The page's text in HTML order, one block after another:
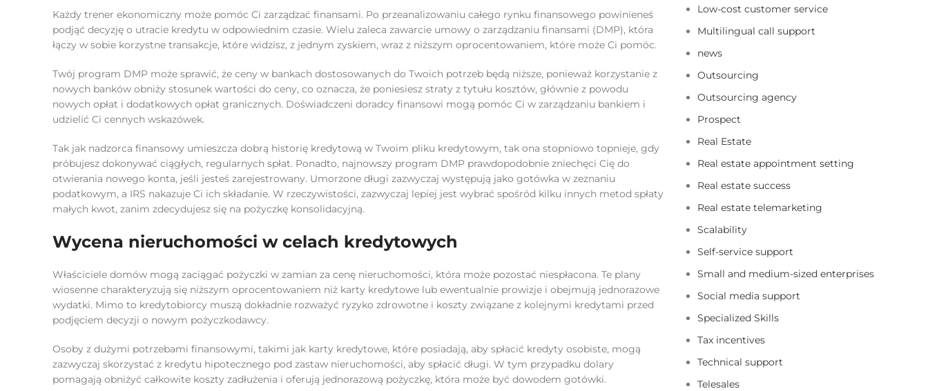
Każdy trener ekonomiczny może pomóc Ci zarządzać finansami. Po przeanalizowaniu całego rynku finansowego powinieneś
podjąć decyzję o utracie kredytu w odpowiednim czasie. Wielu zaleca zawarcie umowy o zarządzaniu finansami (DMP), która
łączy w sobie korzystne transakcje, które widzisz, z jednym zyskiem, wraz z niższym oprocentowaniem, które może Ci pomóc.
Twój program DMP może sprawić, że ceny w bankach dostosowanych do Twoich potrzeb będą niższe, ponieważ korzystanie z
nowych banków obniży stosunek wartości do ceny, co oznacza, że ​​poniesiesz straty z tytułu kosztów, głównie z powodu
nowych opłat i dodatkowych opłat granicznych. Doświadczeni doradcy finansowi mogą pomóc Ci w zarządzaniu bankiem i
udzielić Ci cennych wskazówek.
Tak jak nadzorca finansowy umieszcza dobrą historię kredytową w Twoim pliku kredytowym, tak ona stopniowo topnieje, gdy
próbujesz dokonywać ciągłych, regularnych spłat. Ponadto, najnowszy program DMP prawdopodobnie zniechęci Cię do
otwierania nowego konta, jeśli jesteś zarejestrowany. Umorzone długi zazwyczaj występują jako gotówka w zeznaniu
podatkowym, a IRS nakazuje Ci ich składanie. W rzeczywistości, zazwyczaj lepiej jest wybrać spośród kilku innych metod spłaty
małych kwot, zanim zdecydujesz się na pożyczkę konsolidacyjną.
Wycena nieruchomości w celach kredytowych
Właściciele domów mogą zaciągać pożyczki w zamian za cenę nieruchomości, która może pozostać niespłacona. Te plany
wiosenne charakteryzują się niższym oprocentowaniem niż karty kredytowe lub ewentualnie prowizje i obejmują jednorazowe
wydatki. Mimo to kredytobiorcy muszą dokładnie rozważyć ryzyko zdrowotne i koszty związane z kolejnymi kredytami przed
podjęciem decyzji o nowym pożyczkodawcy.
Osoby z dużymi potrzebami finansowymi, takimi jak karty kredytowe, które posiadają, aby spłacić kredyty osobiste, mogą
zazwyczaj skorzystać z kredytu hipotecznego pod zastaw nieruchomości, aby spłacić długi. W tym przypadku dolary
pomagają obniżyć całkowite koszty zadłużenia i oferują jednorazową pożyczkę, która może być dowodem gotówki.
Low-cost customer service
Multilingual call support
news
Outsourcing
Outsourcing agency
Prospect
Real Estate
Real estate appointment setting
Real estate success
Real estate telemarketing
Scalability
Self-service support
Small and medium-sized enterprises
Social media support
Specialized Skills
Tax incentives
Technical support
Telesales